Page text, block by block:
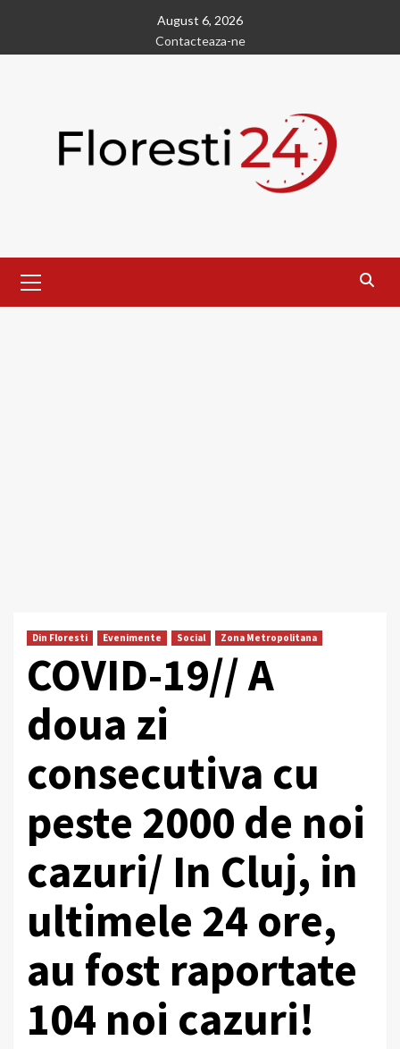
content
August 6, 2026
Contacteaza-ne
Menu
Din Floresti Evenimente Social Zona Metropolitana
COVID-19// A
doua zi
consecutiva cu
peste 2000 de noi
cazuri/ In Cluj, in
ultimele 24 ore,
au fost raportate
104 noi cazuri!